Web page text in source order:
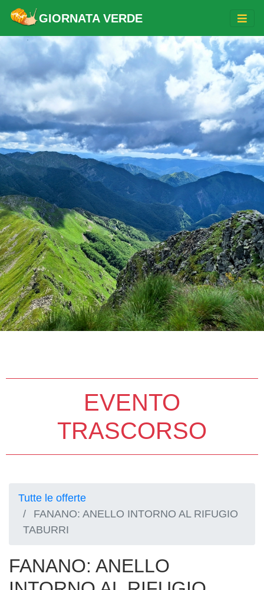
GIORNATA VERDE
EVENTO
TRASCORSO
Tutte le offerte
FANANO: ANELLO INTORNO AL RIFUGIO
TABURRI
FANANO: ANELLO